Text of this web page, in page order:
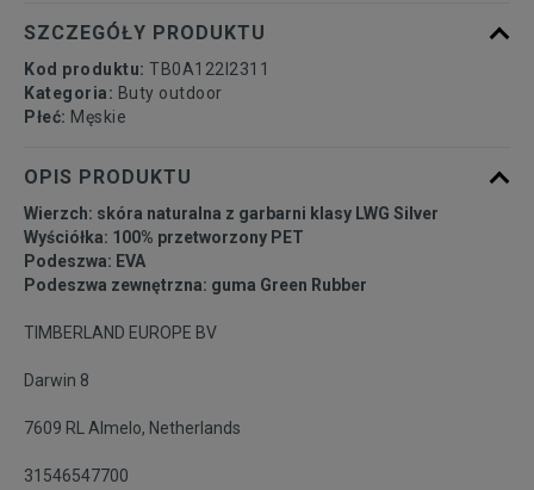
44,5 28,5 cm
45 29 cm
46 30 cm Powiadom o dostępności
47,5 31 cm Powiadom o dostępności
SZCZEGÓŁY PRODUKTU
Kod produktu: TB0A122I2311
Kategoria: Buty outdoor
Płeć: Męskie
OPIS PRODUKTU
Wierzch: skóra naturalna z garbarni klasy LWG Silver
Wyściółka: 100% przetworzony PET
Podeszwa: EVA
Podeszwa zewnętrzna: guma Green Rubber
TIMBERLAND EUROPE BV
Darwin 8
7609 RL Almelo, Netherlands
31546547700